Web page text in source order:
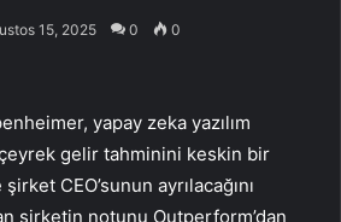
15, 2025 0 0
yapay zeka yazılım
gelir tahminini keskin bir
CEO’sunun ayrılacağını
şirketin notunu Outperform’dan